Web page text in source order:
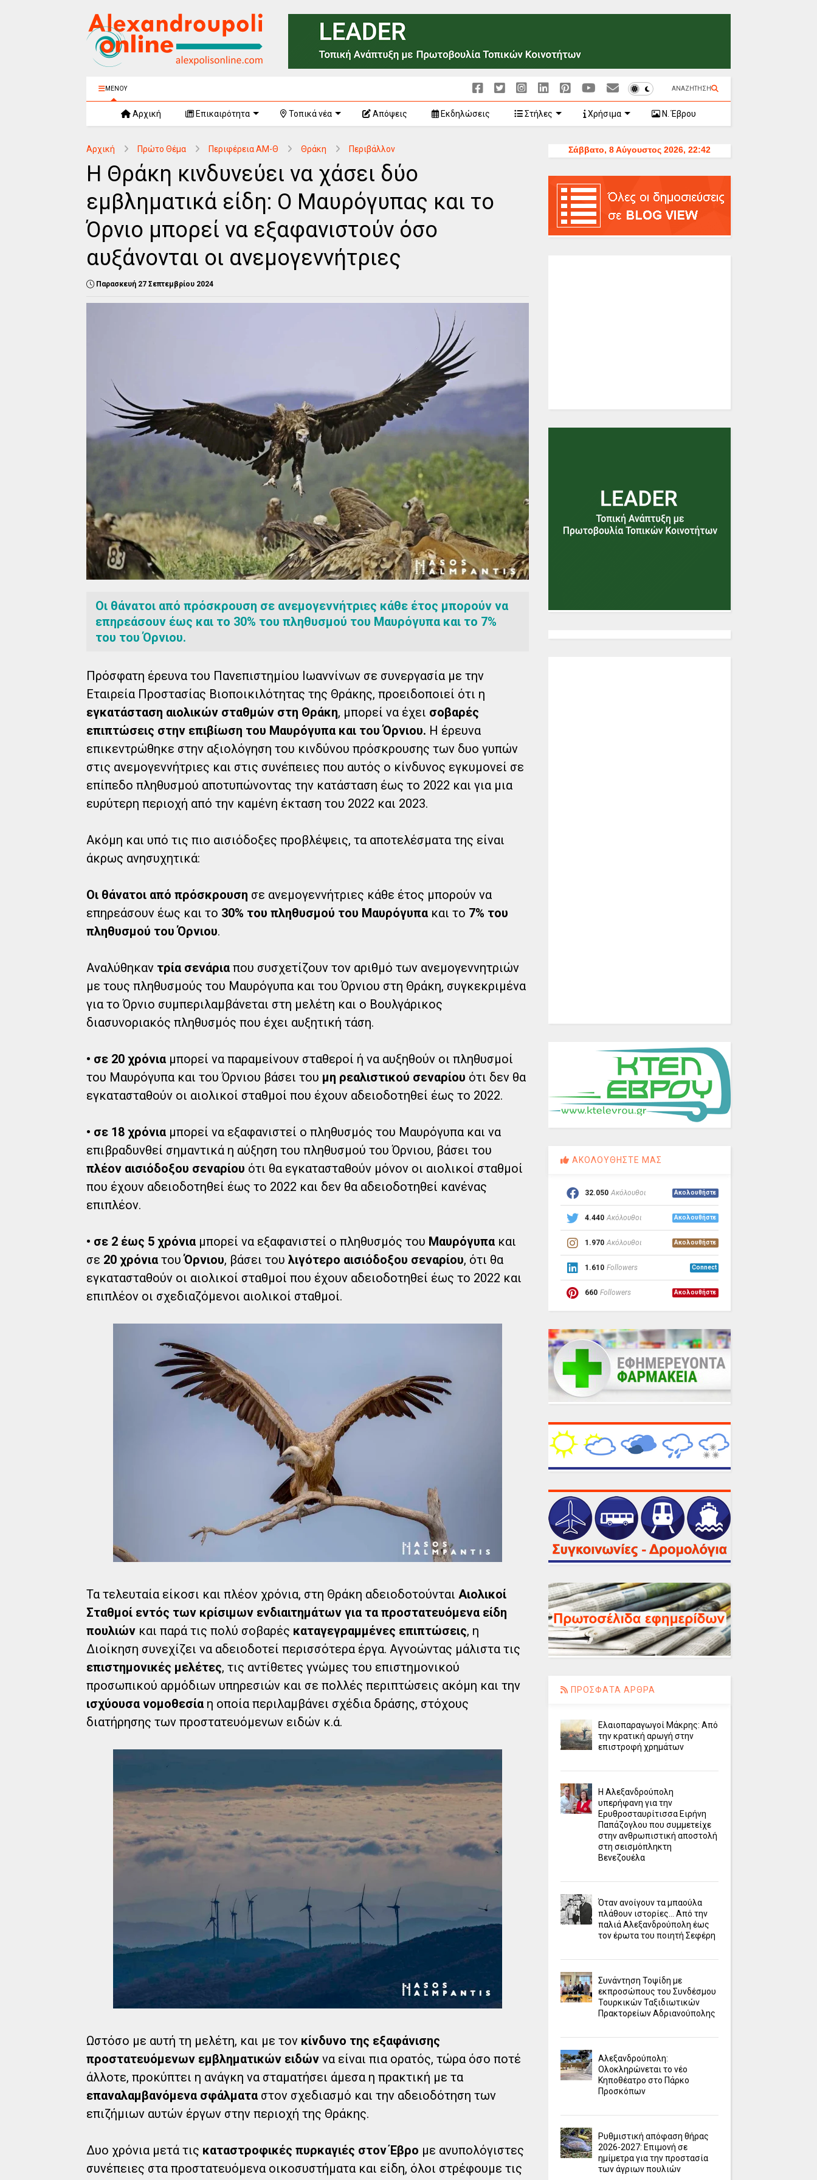
ΜΕΝΟΥ ΑΝΑΖΗΤΗΣΗ
Αρχική Επικαιρότητα Τοπικά νέα Απόψεις Εκδηλώσεις Στήλες Χρήσιμα Ν. Έβρου
Αρχική Πρώτο Θέμα Περιφέρεια ΑΜ-Θ Θράκη Περιβάλλον
Η Θράκη κινδυνεύει να χάσει δύο
εμβληματικά είδη: Ο Μαυρόγυπας και το
Όρνιο μπορεί να εξαφανιστούν όσο
αυξάνονται οι ανεμογεννήτριες
Παρασκευή 27 Σεπτεμβρίου 2024
Οι θάνατοι από πρόσκρουση σε ανεμογεννήτριες κάθε έτος μπορούν να
επηρεάσουν έως και το 30% του πληθυσμού του Μαυρόγυπα και το 7%
του του Όρνιου.
Πρόσφατη έρευνα του Πανεπιστημίου Ιωαννίνων σε συνεργασία με την
Εταιρεία Προστασίας Βιοποικιλότητας της Θράκης, προειδοποιεί ότι η
εγκατάσταση αιολικών σταθμών στη Θράκη, μπορεί να έχει σοβαρές
επιπτώσεις στην επιβίωση του Μαυρόγυπα και του Όρνιου. Η έρευνα
επικεντρώθηκε στην αξιολόγηση του κινδύνου πρόσκρουσης των δυο γυπών
στις ανεμογεννήτριες και στις συνέπειες που αυτός ο κίνδυνος εγκυμονεί σε
επίπεδο πληθυσμού αποτυπώνοντας την κατάσταση έως το 2022 και για μια
ευρύτερη περιοχή από την καμένη έκταση του 2022 και 2023.
Ακόμη και υπό τις πιο αισιόδοξες προβλέψεις, τα αποτελέσματα της είναι
άκρως ανησυχητικά:
Οι θάνατοι από πρόσκρουση σε ανεμογεννήτριες κάθε έτος μπορούν να
επηρεάσουν έως και το 30% του πληθυσμού του Μαυρόγυπα και το 7% του
πληθυσμού του Όρνιου.
Αναλύθηκαν τρία σενάρια που συσχετίζουν τον αριθμό των ανεμογεννητριών
με τους πληθυσμούς του Μαυρόγυπα και του Όρνιου στη Θράκη, συγκεκριμένα
για το Όρνιο συμπεριλαμβάνεται στη μελέτη και ο Βουλγάρικος
διασυνοριακός πληθυσμός που έχει αυξητική τάση.
• σε 20 χρόνια μπορεί να παραμείνουν σταθεροί ή να αυξηθούν οι πληθυσμοί
του Μαυρόγυπα και του Όρνιου βάσει του μη ρεαλιστικού σεναρίου ότι δεν θα
εγκατασταθούν οι αιολικοί σταθμοί που έχουν αδειοδοτηθεί έως το 2022.
• σε 18 χρόνια μπορεί να εξαφανιστεί ο πληθυσμός του Μαυρόγυπα και να
επιβραδυνθεί σημαντικά η αύξηση του πληθυσμού του Όρνιου, βάσει του
πλέον αισιόδοξου σεναρίου ότι θα εγκατασταθούν μόνον οι αιολικοί σταθμοί
που έχουν αδειοδοτηθεί έως το 2022 και δεν θα αδειοδοτηθεί κανένας
επιπλέον.
• σε 2 έως 5 χρόνια μπορεί να εξαφανιστεί ο πληθυσμός του Μαυρόγυπα και
σε 20 χρόνια τουΌρνιου, βάσει του λιγότερο αισιόδοξου σεναρίου, ότι θα
εγκατασταθούν οι αιολικοί σταθμοί που έχουν αδειοδοτηθεί έως το 2022 και
επιπλέον οι σχεδιαζόμενοι αιολικοί σταθμοί.
Τα τελευταία είκοσι και πλέον χρόνια, στη Θράκη αδειοδοτούνται Αιολικοί
Σταθμοί εντός των κρίσιμων ενδιαιτημάτων για τα προστατευόμενα είδη
πουλιών και παρά τις πολύ σοβαρές καταγεγραμμένες επιπτώσεις, η
Διοίκηση συνεχίζει να αδειοδοτεί περισσότερα έργα. Αγνοώντας μάλιστα τις
επιστημονικές μελέτες, τις αντίθετες γνώμες του επιστημονικού
προσωπικού αρμόδιων υπηρεσιών και σε πολλές περιπτώσεις ακόμη και την
ισχύουσα νομοθεσία η οποία περιλαμβάνει σχέδια δράσης, στόχους
διατήρησης των προστατευόμενων ειδών κ.ά.
Ωστόσο με αυτή τη μελέτη, και με τον κίνδυνο της εξαφάνισης
προστατευόμενων εμβληματικών ειδών να είναι πια ορατός, τώρα όσο ποτέ
άλλοτε, προκύπτει η ανάγκη να σταματήσει άμεσα η πρακτική με τα
επαναλαμβανόμενα σφάλματα στον σχεδιασμό και την αδειοδότηση των
επιζήμιων αυτών έργων στην περιοχή της Θράκης.
Δυο χρόνια μετά τις καταστροφικές πυρκαγιές στον Έβρο με ανυπολόγιστες
συνέπειες στα προστατευόμενα οικοσυστήματα και είδη, όλοι στρέφουμε τις
ΑΚΟΛΟΥΘΗΣΤΕ ΜΑΣ
32.050 Ακόλουθοι Ακολουθήστε
4.440 Ακόλουθοι Ακολουθήστε
1.970 Ακόλουθοι Ακολουθήστε
1.610 Followers Connect
660 Followers Ακολουθήστε
ΠΡΟΣΦΑΤΑ ΑΡΘΡΑ
Ελαιοπαραγωγοί Μάκρης: Από
την κρατική αρωγή στην
επιστροφή χρημάτων
Η Αλεξανδρούπολη
υπερήφανη για την
Ερυθροσταυρίτισσα Ειρήνη
Παπάζογλου που συμμετείχε
στην ανθρωπιστική αποστολή
στη σεισμόπληκτη
Βενεζουέλα
Όταν ανοίγουν τα μπαούλα
πλάθουν ιστορίες... Από την
παλιά Αλεξανδρούπολη έως
τον έρωτα του ποιητή Σεφέρη
Συνάντηση Τοψίδη με
εκπροσώπους του Συνδέσμου
Τουρκικών Ταξιδιωτικών
Πρακτορείων Αδριανούπολης
Αλεξανδρούπολη:
Ολοκληρώνεται το νέο
Κηποθέατρο στο Πάρκο
Προσκόπων
Ρυθμιστική απόφαση θήρας
2026-2027: Επιμονή σε
ημίμετρα για την προστασία
των άγριων πουλιών